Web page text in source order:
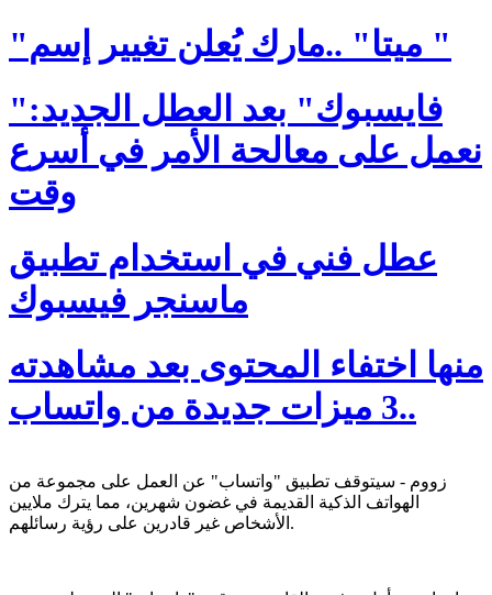
"ميتا" ..مارك يُعلن تغيير إسم "
"فايسبوك" بعد العطل الجديد:
نعمل على معالحة الأمر في أسرع
وقت
عطل فني في استخدام تطبيق
ماسنجر فيسبوك
منها اختفاء المحتوى بعد مشاهدته
..3 ميزات جديدة من واتساب
زووم - سيتوقف تطبيق "واتساب" عن العمل على مجموعة من
الهواتف الذكية القديمة في غضون شهرين، مما يترك ملايين
الأشخاص غير قادرين على رؤية رسائلهم.